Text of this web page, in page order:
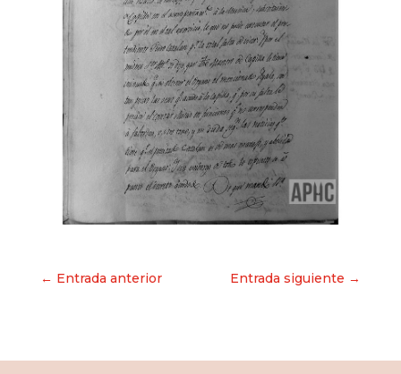
Navegación
← Entrada anterior Entrada siguiente →